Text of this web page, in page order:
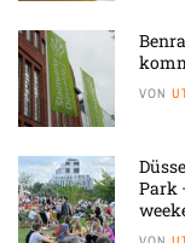
VON
Park